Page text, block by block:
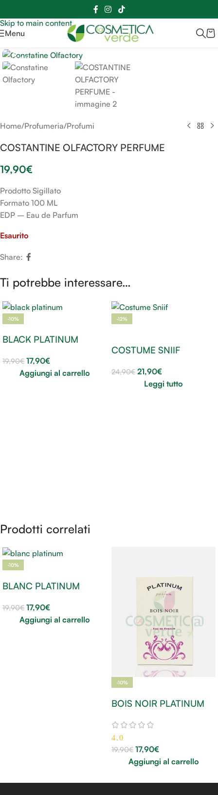
Skip to main content
Sei hai domande contattaci 📲3341056025 - 3886572748
Menu
SOLD OUT
Clicca per ingrandire
Home/Profumeria/Profumi
COSTANTINE OLFACTORY PERFUME
19,90€
Prodotto Sigillato
Formato 100 ML
EDP – Eau de Parfum
Esaurito
Share:
Ti potrebbe interessare…
-10%
BLACK PLATINUM
19,90€ 17,90€
Aggiungi al carrello
-12%
COSTUME SNIIF
24,90€ 21,90€
Leggi tutto
Prodotti correlati
-10%
BLANC PLATINUM
19,90€ 17,90€
Aggiungi al carrello
-10%
BOIS NOIR PLATINUM
4.0
19,90€ 17,90€
Aggiungi al carrello